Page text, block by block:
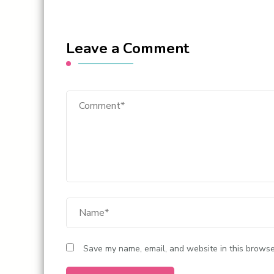
Leave a Comment
Save my name, email, and website in this